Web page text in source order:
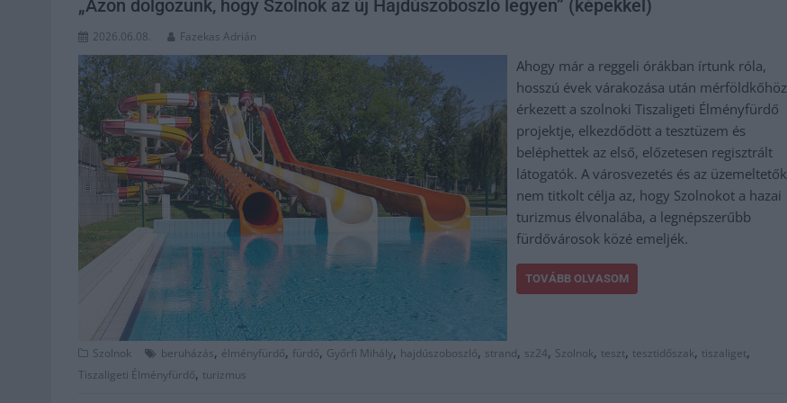
„Azon dolgozunk, hogy Szolnok az új Hajdúszoboszló legyen” (képekkel)
2026.06.08. Fazekas Adrián
Ahogy már a reggeli órákban írtunk róla,
hosszú évek várakozása után mérföldkőhöz
érkezett a szolnoki Tiszaligeti Élményfürdő
projektje, elkezdődött a tesztüzem és
beléphettek az első, előzetesen regisztrált
látogatók. A városvezetés és az üzemeltetők
nem titkolt célja az, hogy Szolnokot a hazai
turizmus élvonalába, a legnépszerűbb
fürdővárosok közé emeljék.
TOVÁBB OLVASOM
Szolnok beruházás, élményfürdő, fürdő, Győrfi Mihály, hajdúszoboszló, strand, sz24, Szolnok, teszt, tesztidőszak, tiszaliget,
Tiszaligeti Élményfürdő, turizmus